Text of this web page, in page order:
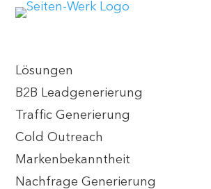
Lösungen
B2B Leadgenerierung
Traffic Generierung
Cold Outreach
Markenbekanntheit
Nachfrage Generierung